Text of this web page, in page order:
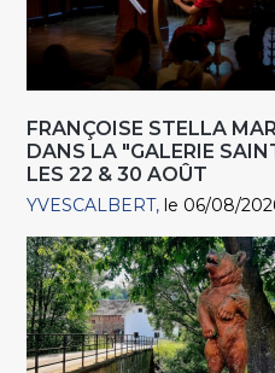
FRANÇOISE STELLA
DANS LA "GALERIE
LES 22 & 30 AOÛT
YVESCALBERT le 06/08/